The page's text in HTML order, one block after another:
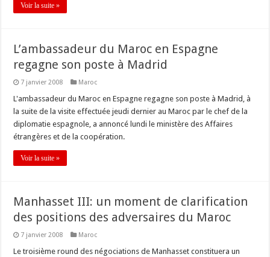
Voir la suite »
L’ambassadeur du Maroc en Espagne
regagne son poste à Madrid
7 janvier 2008 Maroc
L'ambassadeur du Maroc en Espagne regagne son poste à Madrid, à
la suite de la visite effectuée jeudi dernier au Maroc par le chef de la
diplomatie espagnole, a annoncé lundi le ministère des Affaires
étrangères et de la coopération.
Voir la suite »
Manhasset III: un moment de clarification
des positions des adversaires du Maroc
7 janvier 2008 Maroc
Le troisième round des négociations de Manhasset constituera un